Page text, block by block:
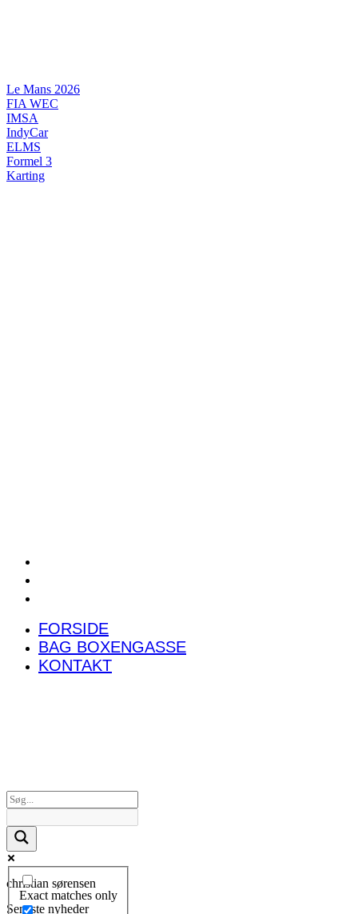
Le Mans 2026
FIA WEC
IMSA
IndyCar
ELMS
Formel 3
Karting
FORSIDE
BAG BOXENGASSE
KONTAKT
Exact matches only
christian sørensen
Seneste nyheder